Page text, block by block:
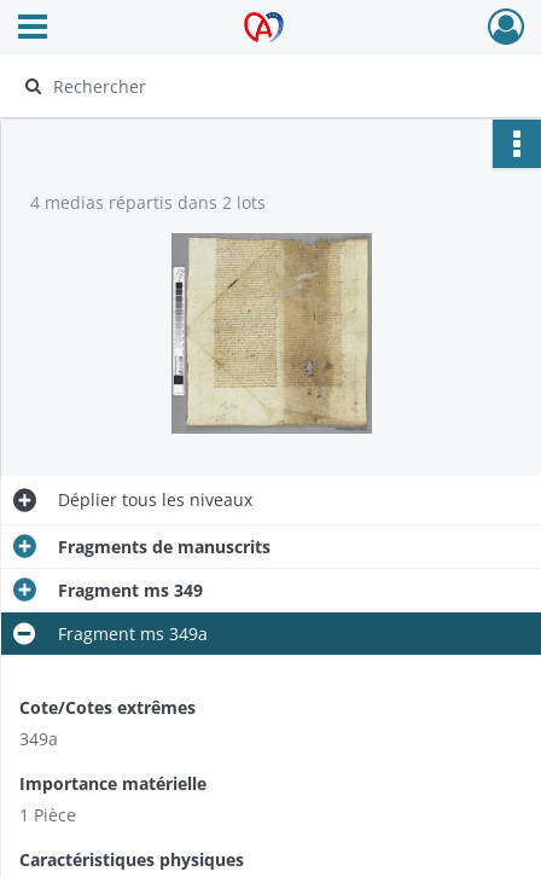
Archives Alsace - Colmar
Ouvrir le menu déroulant
4 medias répartis dans 2 lots
Déplier tous les niveaux
Fragments de manuscrits
Fragment ms 349
Fragment ms 349a
Cote/Cotes extrêmes
349a
Importance matérielle
1 Pièce
Caractéristiques physiques